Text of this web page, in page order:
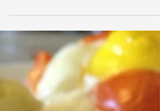
Calamari con vinaigrette
ai lamponi